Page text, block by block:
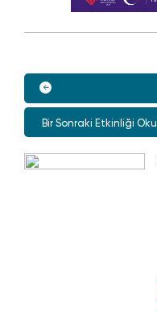
Bir Sonraki Etkinliği Oku